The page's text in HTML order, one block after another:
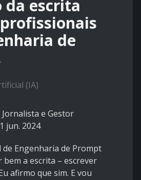
escrita
de
(IA)
e Gestor
jun. 2024
Engenharia de Prompt
bem a escrita – escrever
afirmo que sim. E vou